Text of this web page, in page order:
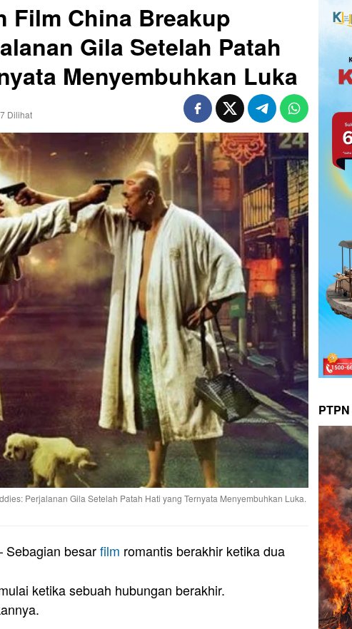
Film China Breakup
Gila Setelah Patah
Menyembuhkan Luka
Dilihat
Perjalanan Gila Setelah Patah Hati yang Ternyata Menyembuhkan Luka.
Sebagian besarfilm romantis berakhir ketika dua
ketika sebuah hubungan berakhir.